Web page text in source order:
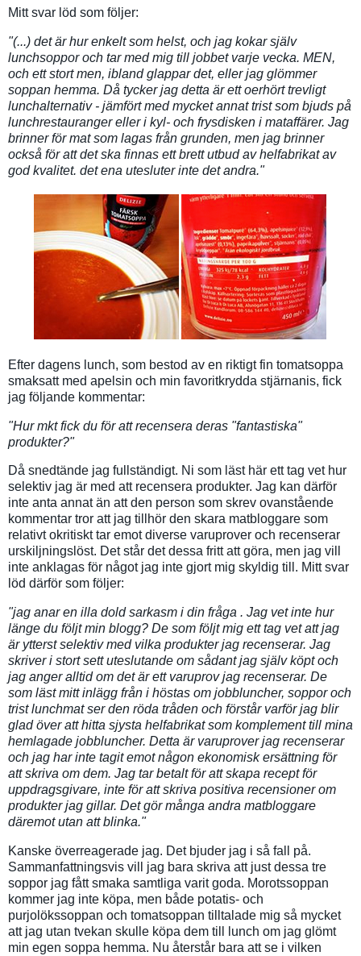
Mitt svar löd som följer:
"(...) det är hur enkelt som helst, och jag kokar själv
lunchsoppor och tar med mig till jobbet varje vecka. MEN,
och ett stort men, ibland glappar det, eller jag glömmer
soppan hemma. Då tycker jag detta är ett oerhört trevligt
lunchalternativ - jämfört med mycket annat trist som bjuds på
lunchrestauranger eller i kyl- och frysdisken i mataffärer. Jag
brinner för mat som lagas från grunden, men jag brinner
också för att det ska finnas ett brett utbud av helfabrikat av
god kvalitet. det ena utesluter inte det andra."
Efter dagens lunch, som bestod av en riktigt fin tomatsoppa
smaksatt med apelsin och min favoritkrydda stjärnanis, fick
jag följande kommentar:
"Hur mkt fick du för att recensera deras "fantastiska"
produkter?"
Då snedtände jag fullständigt. Ni som läst här ett tag vet hur
selektiv jag är med att recensera produkter. Jag kan därför
inte anta annat än att den person som skrev ovanstående
kommentar tror att jag tillhör den skara matbloggare som
relativt okritiskt tar emot diverse varuprover och recenserar
urskiljningslöst. Det står det dessa fritt att göra, men jag vill
inte anklagas för något jag inte gjort mig skyldig till. Mitt svar
löd därför som följer:
"jag anar en illa dold sarkasm i din fråga . Jag vet inte hur
länge du följt min blogg? De som följt mig ett tag vet att jag
är ytterst selektiv med vilka produkter jag recenserar. Jag
skriver i stort sett uteslutande om sådant jag själv köpt och
jag anger alltid om det är ett varuprov jag recenserar. De
som läst mitt inlägg från i höstas om jobbluncher, soppor och
trist lunchmat ser den röda tråden och förstår varför jag blir
glad över att hitta sjysta helfabrikat som komplement till mina
hemlagade jobbluncher. Detta är varuprover jag recenserar
och jag har inte tagit emot någon ekonomisk ersättning för
att skriva om dem. Jag tar betalt för att skapa recept för
uppdragsgivare, inte för att skriva positiva recensioner om
produkter jag gillar. Det gör många andra matbloggare
däremot utan att blinka."
Kanske överreagerade jag. Det bjuder jag i så fall på.
Sammanfattningsvis vill jag bara skriva att just dessa tre
soppor jag fått smaka samtliga varit goda. Morotssoppan
kommer jag inte köpa, men både potatis- och
purjolökssoppan och tomatsoppan tilltalade mig så mycket
att jag utan tvekan skulle köpa dem till lunch om jag glömt
min egen soppa hemma. Nu återstår bara att se i vilken